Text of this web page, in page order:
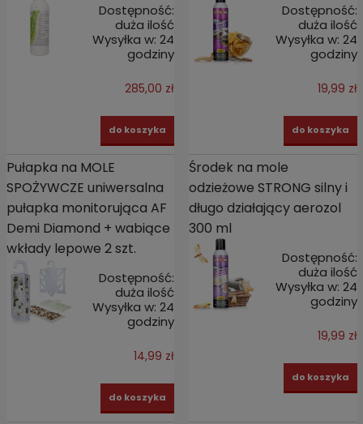
Dostępność:
duża ilość
Wysyłka w: 24
godziny
285,00 zł
do koszyka
Dostępność:
duża ilość
Wysyłka w: 24
godziny
19,99 zł
do koszyka
Pułapka na MOLE
SPOŻYWCZE uniwersalna
pułapka monitorująca AF
Demi Diamond + wabiące
wkłady lepowe 2 szt.
Dostępność:
duża ilość
Wysyłka w: 24
godziny
14,99 zł
do koszyka
Środek na mole
odzieżowe STRONG silny i
długo działający aerozol
300 ml
Dostępność:
duża ilość
Wysyłka w: 24
godziny
19,99 zł
do koszyka